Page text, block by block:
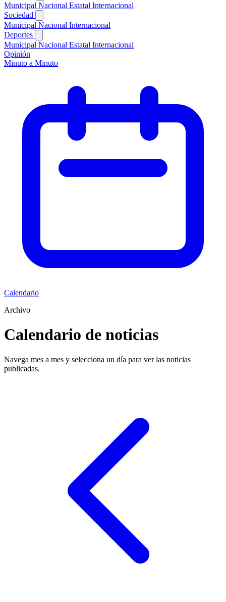
Municipal Nacional Estatal Internacional
Sociedad
Municipal Nacional Internacional
Deportes
Municipal Nacional Estatal Internacional
Opinión
Minuto a Minuto
Calendario
Archivo
Calendario de noticias
Navega mes a mes y selecciona un día para ver las noticias
publicadas.